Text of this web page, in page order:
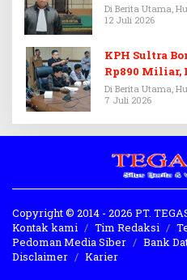
PERADI
Di Berita Utama,
12 Juli 2026
KPH Sultra
Rp890 Miliar,
Di Berita Utama,
7 Juli 2026
Copyright © 2014 - 2026 PT.
Kontak kami
Tim Redaksi
Pedoman Media Siber
Bank
Disclaimer
Karier